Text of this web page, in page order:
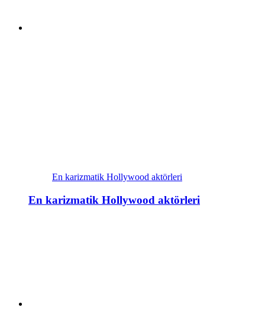
En karizmatik Hollywood aktörleri
En karizmatik Hollywood aktörleri